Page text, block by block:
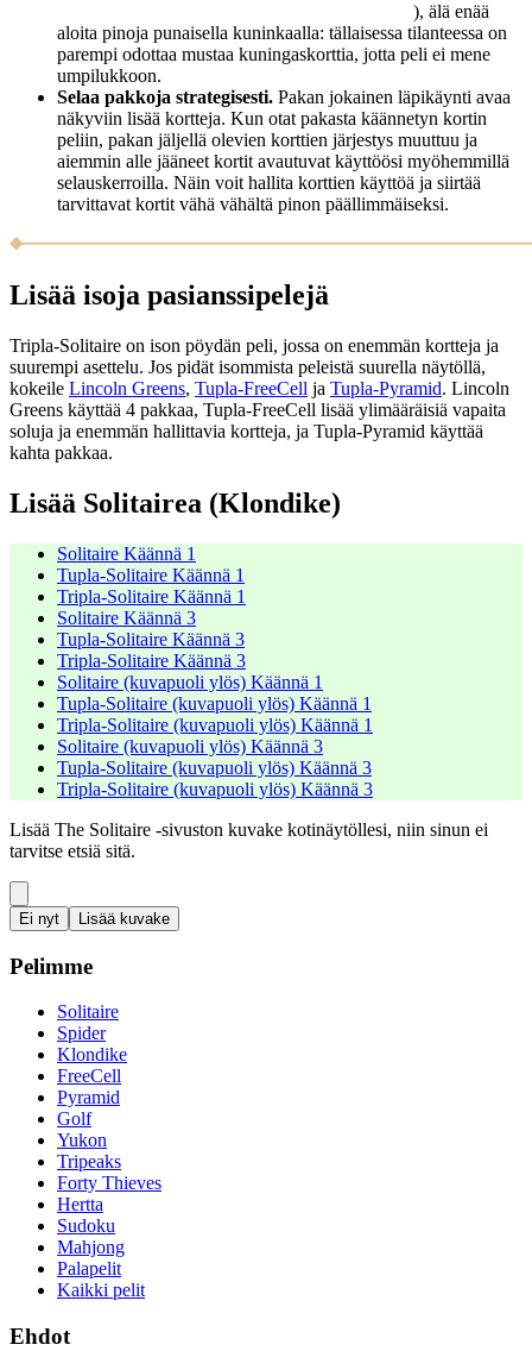
), älä enää
aloita pinoja punaisella kuninkaalla: tällaisessa tilanteessa on
parempi odottaa mustaa kuningaskorttia, jotta peli ei mene
umpilukkoon.
Selaa pakkoja strategisesti. Pakan jokainen läpikäynti avaa
näkyviin lisää kortteja. Kun otat pakasta käännetyn kortin
peliin, pakan jäljellä olevien korttien järjestys muuttuu ja
aiemmin alle jääneet kortit avautuvat käyttöösi myöhemmillä
selauskerroilla. Näin voit hallita korttien käyttöä ja siirtää
tarvittavat kortit vähä vähältä pinon päällimmäiseksi.
Lisää isoja pasianssipelejä
Tripla-Solitaire on ison pöydän peli, jossa on enemmän kortteja ja
suurempi asettelu. Jos pidät isommista peleistä suurella näytöllä,
kokeile Lincoln Greens, Tupla-FreeCell ja Tupla-Pyramid. Lincoln
Greens käyttää 4 pakkaa, Tupla-FreeCell lisää ylimääräisiä vapaita
soluja ja enemmän hallittavia kortteja, ja Tupla-Pyramid käyttää
kahta pakkaa.
Lisää Solitairea (Klondike)
Solitaire Käännä 1
Tupla-Solitaire Käännä 1
Tripla-Solitaire Käännä 1
Solitaire Käännä 3
Tupla-Solitaire Käännä 3
Tripla-Solitaire Käännä 3
Solitaire (kuvapuoli ylös) Käännä 1
Tupla-Solitaire (kuvapuoli ylös) Käännä 1
Tripla-Solitaire (kuvapuoli ylös) Käännä 1
Solitaire (kuvapuoli ylös) Käännä 3
Tupla-Solitaire (kuvapuoli ylös) Käännä 3
Tripla-Solitaire (kuvapuoli ylös) Käännä 3
Lisää The Solitaire -sivuston kuvake kotinäytöllesi, niin sinun ei
tarvitse etsiä sitä.
Ei nyt Lisää kuvake
Pelimme
Solitaire
Spider
Klondike
FreeCell
Pyramid
Golf
Yukon
Tripeaks
Forty Thieves
Hertta
Sudoku
Mahjong
Palapelit
Kaikki pelit
Ehdot